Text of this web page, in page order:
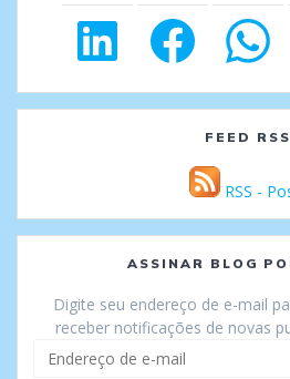
LinkedIn Facebook WhatsApp
FEED RSS
RSS -
ASSINAR BLOG
Digite seu endereço de e-mail
receber notificações de novas